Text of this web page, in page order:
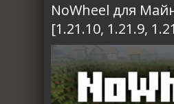
NoWheel для
[1.21.10, 1.21.9,